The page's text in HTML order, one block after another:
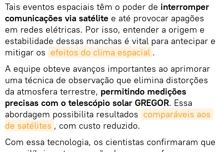
Tais eventos espaciais têm o poder de interromper
comunicações via satélite e até provocar apagões
em redes elétricas. Por isso, entender a origem e
estabilidade dessas manchas é vital para antecipar e
mitigar os efeitos do clima espacial .
A equipe obteve avanços importantes ao aprimorar
uma técnica de observação que elimina distorções
da atmosfera terrestre, permitindo medições
precisas com o telescópio solar GREGOR. Essa
abordagem possibilita resultados comparáveis aos
de satélites , com custo reduzido.
Com essa tecnologia, os cientistas confirmaram que